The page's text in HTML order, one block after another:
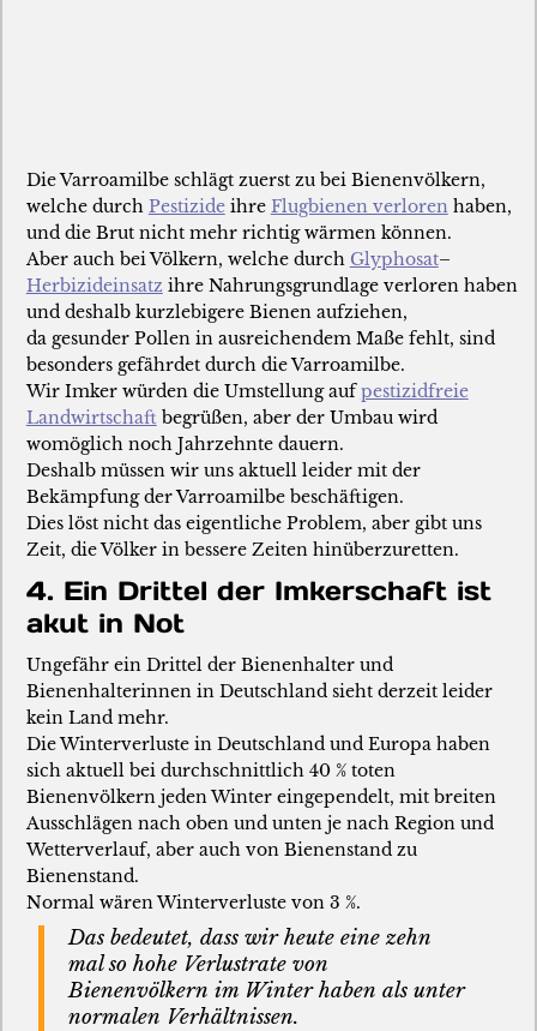
Die Varroamilbe schlägt zuerst zu bei Bienenvölkern,
welche durch Pestizideihre Flugbienen verloren haben,
und die Brut nicht mehr richtig wärmen können.
Aber auch bei Völkern, welche durch Glyphosat–
Herbizideinsatz ihre Nahrungsgrundlage verloren haben
und deshalb kurzlebigere Bienen aufziehen,
da gesunder Pollen in ausreichendem Maße fehlt, sind
besonders gefährdet durch die Varroamilbe.
Wir Imker würden die Umstellung aufpestizidfreie
Landwirtschaftbegrüßen, aber der Umbau wird
womöglich noch Jahrzehnte dauern.
Deshalb müssen wir uns aktuell leider mit der
Bekämpfung der Varroamilbe beschäftigen.
Dies löst nicht das eigentliche Problem, aber gibt uns
Zeit, die Völker in bessere Zeiten hinüberzuretten.
4. Ein Drittel der Imkerschaft ist
akut in Not
Ungefähr ein Drittel der Bienenhalter und
Bienenhalterinnen in Deutschland sieht derzeit leider
kein Land mehr.
Die Winterverluste in Deutschland und Europa haben
sich aktuell bei durchschnittlich 40 % toten
Bienenvölkern jeden Winter eingependelt, mit breiten
Ausschlägen nach oben und unten je nach Region und
Wetterverlauf, aber auch von Bienenstand zu
Bienenstand.
Normal wären Winterverluste von 3 %.
Das bedeutet, dass wir heute eine zehn
mal so hohe Verlustrate von
Bienenvölkern im Winter haben als unter
normalen Verhältnissen.